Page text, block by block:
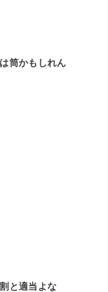
筒かもしれん
と適当よな